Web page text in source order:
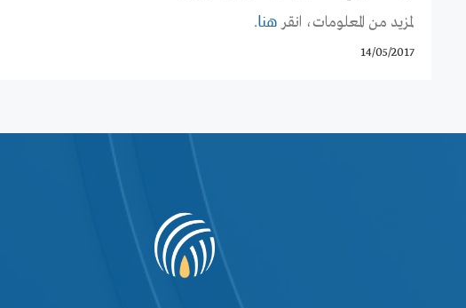
لمزيد من المعلومات، انقر هنا .
14/05/2017